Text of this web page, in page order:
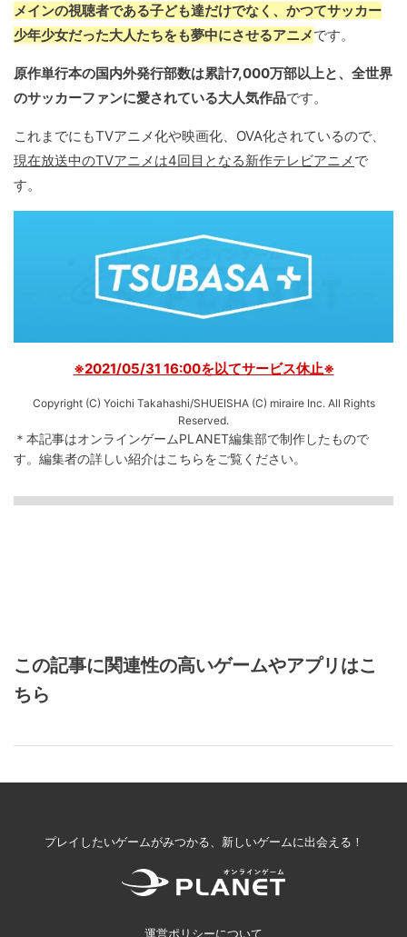
メインの視聴者である子ども達だけでなく、かつてサッカー
少年少女だった大人たちをも夢中にさせるアニメです。
原作単行本の国内外発行部数は累計7,000万部以上と、全世界
のサッカーファンに愛されている大人気作品です。
これまでにもTVアニメ化や映画化、OVA化されているので、
現在放送中のTVアニメは4回目となる新作テレビアニメ で
す。
※2021/05/31 16:00を以てサービス休止※
Copyright (C) Yoichi Takahashi/SHUEISHA (C) miraire Inc. All Rights
Reserved.
＊本記事はオンラインゲームPLANET編集部で制作したもので
す。 編集者の詳しい紹介はこちらをご覧ください。
この記事に関連性の高いゲームやアプリはこ
ちら
プレイしたいゲームがみつかる、新しいゲームに出会える！
運営ポリシーについて